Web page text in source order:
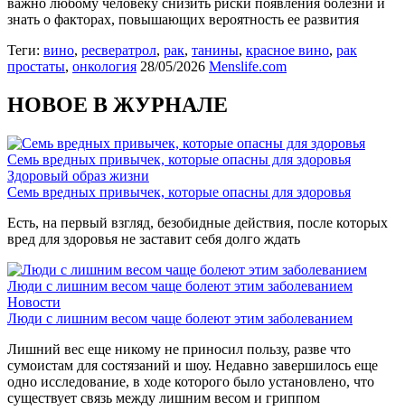
важно любому человеку снизить риски появления болезни и
знать о факторах, повышающих вероятность ее развития
Теги: вино, ресвератрол, рак, танины, красное вино, рак
простаты, онкология 28/05/2026 Menslife.com
НОВОЕ В ЖУРНАЛЕ
Семь вредных привычек, которые опасны для здоровья
Здоровый образ жизни
Семь вредных привычек, которые опасны для здоровья
Есть, на первый взгляд, безобидные действия, после которых
вред для здоровья не заставит себя долго ждать
Люди с лишним весом чаще болеют этим заболеванием
Новости
Люди с лишним весом чаще болеют этим заболеванием
Лишний вес еще никому не приносил пользу, разве что
сумоистам для состязаний и шоу. Недавно завершилось еще
одно исследование, в ходе которого было установлено, что
существует связь между лишним весом и гриппом